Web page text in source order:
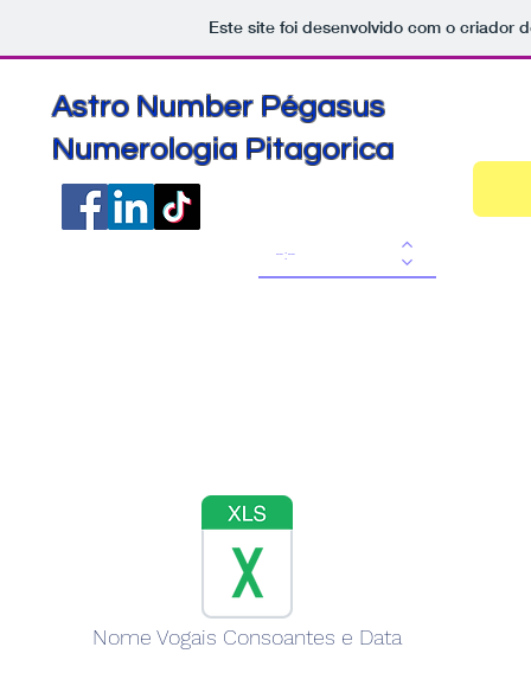
Este site foi desenvolvido com o criador
Number Pégasus
Pitagorica
Nome Vogais Consoantes e Data